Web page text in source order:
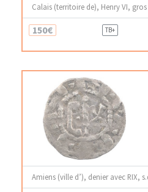
Calais (territoire de), Henry VI,
150€ TB+
Amiens (ville d’), denier avec RIX,